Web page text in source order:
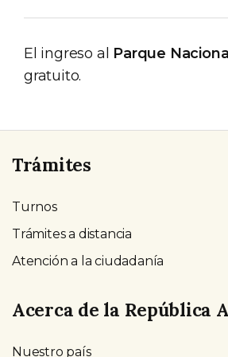
El ingreso al Parque
gratuito.
Trámites
Turnos
Trámites a distancia
Atención a la ciudadanía
Acerca de la República
Nuestro país